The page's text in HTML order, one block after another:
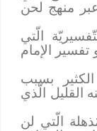
منهج لحن
الّتي
الإمام
بسبب
الّذي
الّتي لن